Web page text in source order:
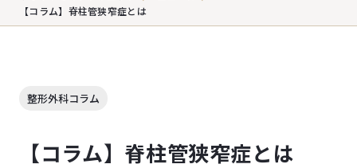
【コラム】脊柱管狭窄症とは
整形外科コラム
【コラム】脊柱管狭窄症とは